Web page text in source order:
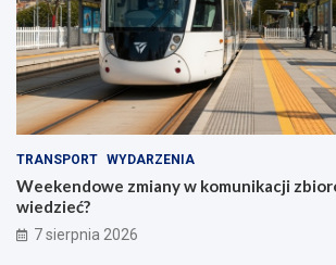
i
e
l
a
n
a
i
n
c
e
r
c
i
w
W
r
o
c
TRANSPORT WYDARZENIA
Weekendowe zmiany w komunikacji
wiedzieć?
7 sierpnia 2026